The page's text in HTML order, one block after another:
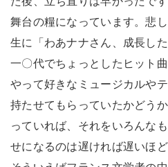
舞台の糧になっています。悲
生に「わあナナさん、成長し
一〇代でちょっとしたヒット
やって好きなミュージカルや
持たせてもらっていたかどう
っていれば、それをいろんな
せになるのは遅ければ遅いほ